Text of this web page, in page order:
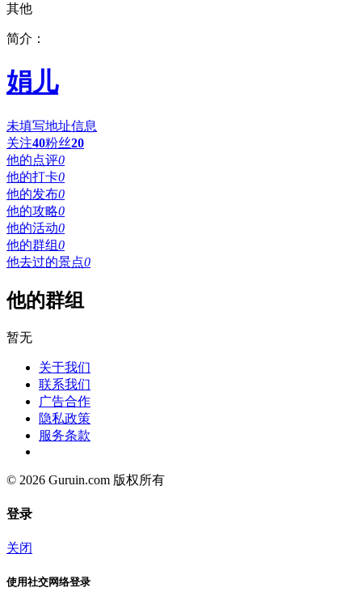
其他
简介：
娟儿
未填写地址信息
关注40粉丝20
他的点评0
他的打卡0
他的发布0
他的攻略0
他的活动0
他的群组0
他去过的景点0
他的群组
暂无
关于我们
联系我们
广告合作
隐私政策
服务条款
© 2026 Guruin.com 版权所有
登录
关闭
使用社交网络登录